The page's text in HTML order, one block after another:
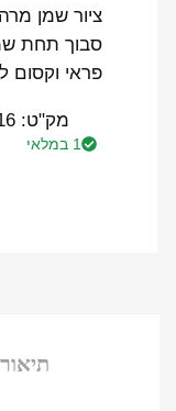
ציור שמן
סבוך תחת
פראי וקסום
מק"ט:
1 במלאי
תיאור